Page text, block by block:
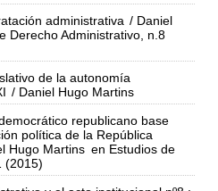
administrativa / Daniel
Derecho Administrativo, n.8
de la autonomía
/ Daniel Hugo Martins
republicano base
política de la República
Hugo Martins en Estudios de
(2015)